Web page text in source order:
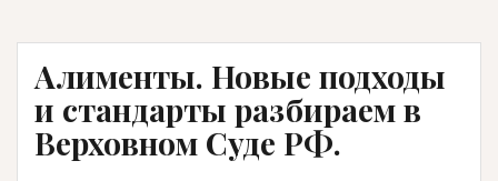
Алименты. Новые подходы
и стандарты разбираем в
Верховном Суде РФ.